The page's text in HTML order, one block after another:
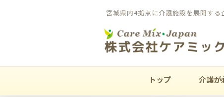
宮城県内4拠点に介護施設を展開する
トップ 介護が